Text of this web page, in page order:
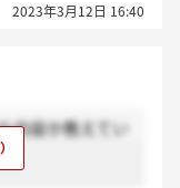
2023年3月12日 16:40
内容か教えてい